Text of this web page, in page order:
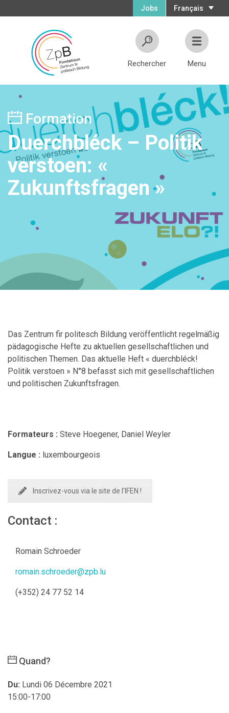
Français
Jobs
Rechercher Menu
Formation
Duerchbléck – Politik
verstoen: «
Zukunftsfragen »
Das Zentrum fir politesch Bildung veröffentlicht regelmäßig
pädagogische Hefte zu aktuellen gesellschaftlichen und
politischen Themen. Das aktuelle Heft « duerchbléck!
Politik verstoen » N°8 befasst sich mit gesellschaftlichen
und politischen Zukunftsfragen.
Formateurs : Steve Hoegener, Daniel Weyler
Langue : luxembourgeois
Inscrivez-vous via le site de l'IFEN !
Contact :
Romain Schroeder
romain.schroeder@zpb.lu
(+352) 24 77 52 14
Quand?
Du: Lundi 06 Décembre 2021
15:00-17:00